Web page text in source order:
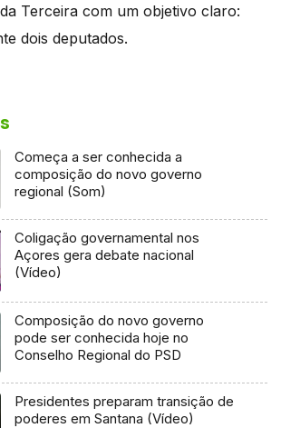
Terceira com um objetivo claro:
dois deputados.
Começa a ser conhecida a
composição do novo governo
regional (Som)
Coligação governamental nos
Açores gera debate nacional
(Vídeo)
Composição do novo governo
pode ser conhecida hoje no
Conselho Regional do PSD
Presidentes preparam transição de
poderes em Santana (Vídeo)